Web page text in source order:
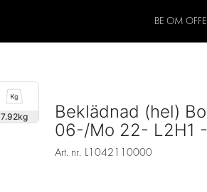
BE OM
7.92
Beklädnad (hel)
06-/Mo 22- L2H1
Art. nr. L1042110000